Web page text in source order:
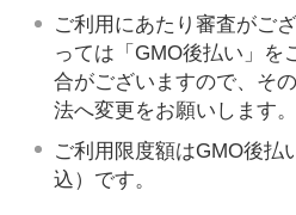
ご利用にあたり審査がご
っては「GMO後払い」を
合がございますので、そ
法へ変更をお願いします。
ご利用限度額はGMO後払
込）です。